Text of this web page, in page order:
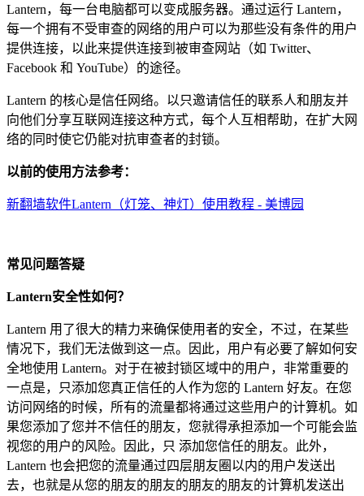
Lantern，每一台电脑都可以变成服务器。通过运行 Lantern，
每一个拥有不受审查的网络的用户可以为那些没有条件的用户
提供连接，以此来提供连接到被审查网站（如 Twitter、
Facebook 和 YouTube）的途径。
Lantern 的核心是信任网络。以只邀请信任的联系人和朋友并
向他们分享互联网连接这种方式，每个人互相帮助，在扩大网
络的同时使它仍能对抗审查者的封锁。
以前的使用方法参考：
新翻墙软件Lantern（灯笼、神灯）使用教程 - 美博园
常见问题答疑
Lantern安全性如何？
Lantern 用了很大的精力来确保使用者的安全，不过，在某些
情况下，我们无法做到这一点。因此，用户有必要了解如何安
全地使用 Lantern。对于在被封锁区域中的用户，非常重要的
一点是，只添加您真正信任的人作为您的 Lantern 好友。在您
访问网络的时候，所有的流量都将通过这些用户的计算机。如
果您添加了您并不信任的朋友，您就得承担添加一个可能会监
视您的用户的风险。因此，只 添加您信任的朋友。此外，
Lantern 也会把您的流量通过四层朋友圈以内的用户发送出
去，也就是从您的朋友的朋友的朋友的朋友的计算机发送出